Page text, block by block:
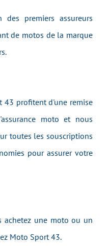
premiers assureurs
de motos de la marque
43 profitent d'une remise
moto et nous
toutes les souscriptions
pour assurer votre
achetez une moto ou un
Moto Sport 43.